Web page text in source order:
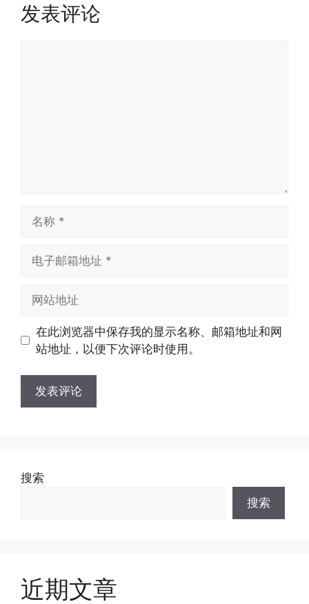
发表评论
址
址
在此浏览器中保存我的显示名称、邮箱地址和网
站地址，以便下次评论时使用。
搜索
搜索
近期文章